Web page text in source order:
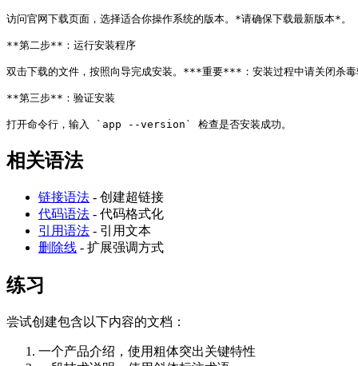
访问官网下载页面，选择适合你操作系统的版本。 *请确保下载最新版本*。
**第二步** ：运行安装程序
双击下载的文件，按照向导完成安装。 ***重要*** ：安装过程中请关闭杀
**第三步** ：验证安装
打开命令行，输入 `app --version` 检查是否安装成功。
相关语法
链接语法 - 创建超链接
代码语法 - 代码格式化
引用语法 - 引用文本
删除线 - 扩展强调方式
练习
尝试创建包含以下内容的文档：
一个产品介绍，使用粗体突出关键特性